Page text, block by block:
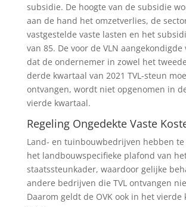
subsidie. De hoogte van de subsidie
aan de hand het omzetverlies, de
vastgestelde vaste lasten en het
van 85. De voor de VLN aangekondigde
dat de ondernemer in zowel het
derde kwartaal van 2021 TVL-steun
ontvangen, wordt niet opgenomen in
vierde kwartaal.
Regeling Ongedekte Vaste
Land- en tuinbouwbedrijven hebben
het landbouwspecifieke plafond van
staatssteunkader, waardoor gelijke
andere bedrijven die TVL ontvangen
Daarom geldt de OVK ook in het vierde